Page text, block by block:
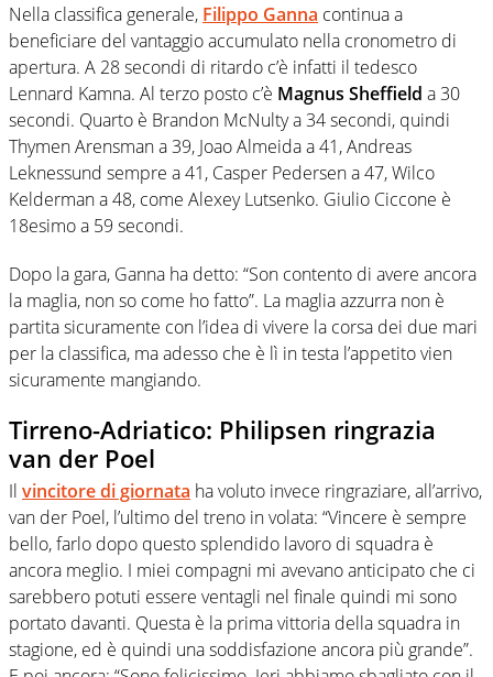
Nella classifica generale, Filippo Ganna continua a
beneficiare del vantaggio accumulato nella cronometro di
apertura. A 28 secondi di ritardo c’è infatti il tedesco
Lennard Kamna. Al terzo posto c’è Magnus Sheffield a 30
secondi. Quarto è Brandon McNulty a 34 secondi, quindi
Thymen Arensman a 39, Joao Almeida a 41, Andreas
Leknessund sempre a 41, Casper Pedersen a 47, Wilco
Kelderman a 48, come Alexey Lutsenko. Giulio Ciccone è
18esimo a 59 secondi.
Dopo la gara, Ganna ha detto: “Son contento di avere ancora
la maglia, non so come ho fatto”. La maglia azzurra non è
partita sicuramente con l’idea di vivere la corsa dei due mari
per la classifica, ma adesso che è lì in testa l’appetito vien
sicuramente mangiando.
Tirreno-Adriatico: Philipsen ringrazia
van der Poel
Il vincitore di giornata ha voluto invece ringraziare, all’arrivo,
van der Poel, l’ultimo del treno in volata: “Vincere è sempre
bello, farlo dopo questo splendido lavoro di squadra è
ancora meglio. I miei compagni mi avevano anticipato che ci
sarebbero potuti essere ventagli nel finale quindi mi sono
portato davanti. Questa è la prima vittoria della squadra in
stagione, ed è quindi una soddisfazione ancora più grande”.